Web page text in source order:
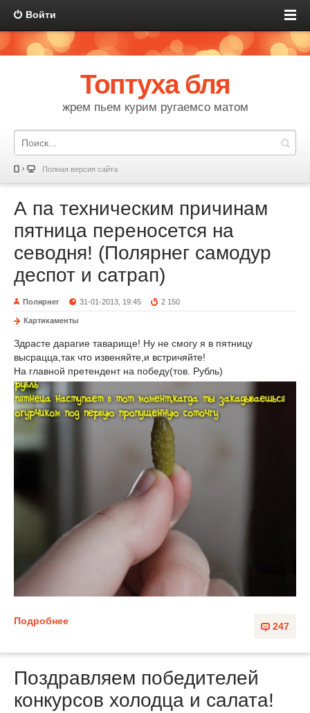
Войти
Топтуха бля
жрем пьем курим ругаемсо матом
Полная версия сайта
А па техническим причинам
пятница переносется на
севодня! (Полярнег самодур
деспот и сатрап)
Полярнег 31-01-2013, 19:45 2 150
Картикаменты
Здрасте дарагие таварище! Ну не смогу я в пятницу
высрацца,так что извеняйте,и встричяйте!
На главной претендент на победу(тов. Рубль)
247
Подробнее
Поздравляем победителей
конкурсов холодца и салата!